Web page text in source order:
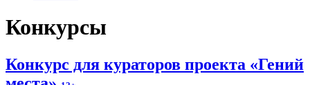
Конкурсы
Конкурс для кураторов проекта «Гений